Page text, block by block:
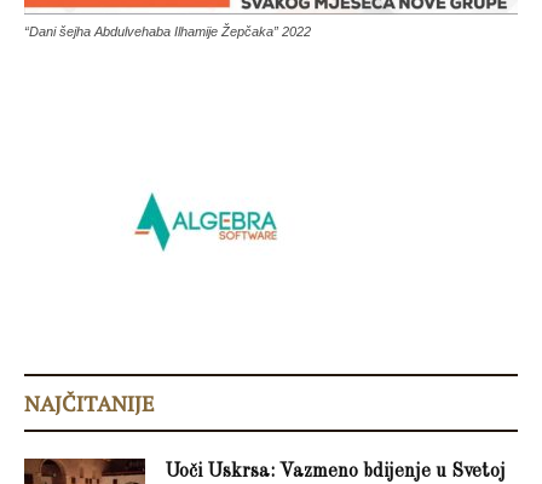
“Dani šejha Abdulvehaba Ilhamije Žepčaka” 2022
NAJČITANIJE
Uoči Uskrsa: Vazmeno bdijenje u Svetoj